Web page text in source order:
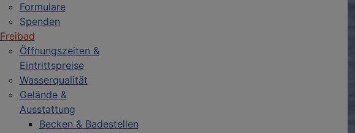
Formulare
Spenden
Freibad
Öffnungszeiten &
Eintrittspreise
Wasserqualität
Gelände &
Ausstattung
Becken & Badestellen